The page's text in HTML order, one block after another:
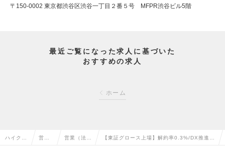
〒150-0002 東京都渋谷区渋谷一丁目２番５号 MFPR渋谷ビル5階
最近ご覧になった求人に基づいた
おすすめの求人
ホーム
ハイクラ 営業 営業（法人 【東証グロース上場】解約率0.3%/DX推進S